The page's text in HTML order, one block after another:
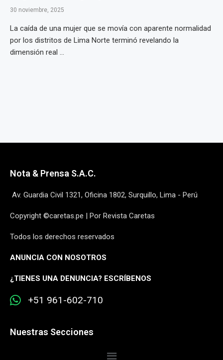
30 noviembre, 2025
La caída de una mujer que se movía con aparente normalidad
por los distritos de Lima Norte terminó revelando la
dimensión real ...
Nota & Prensa S.A.C.
Av. Guardia Civil 1321, Oficina 1802, Surquillo, Lima - Perú
Copyright ©caretas.pe | Por Revista Caretas
Todos los derechos reservados
ANUNCIA CON NOSOTROS
¿TIENES UNA DENUNCIA? ESCRÍBENOS
+51 961-602-710
Nuestras Secciones